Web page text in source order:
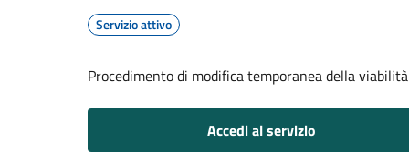
Servizio attivo
Procedimento di modifica temporanea della viabilità
Accedi al servizio